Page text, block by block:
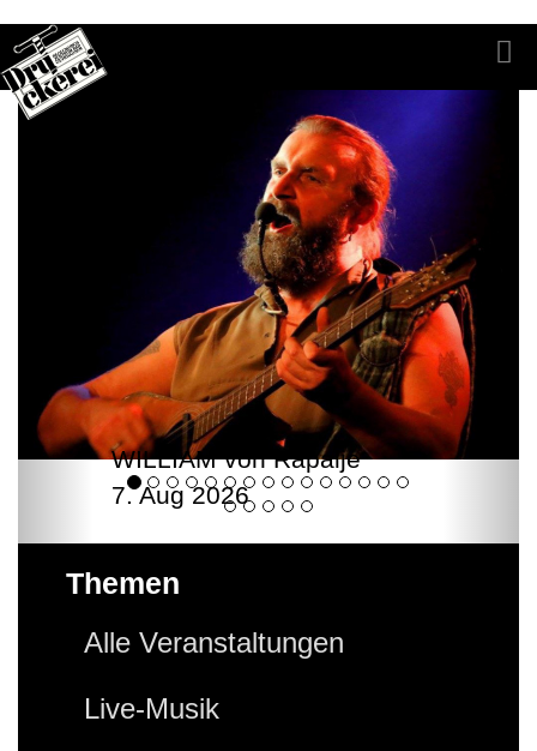
WILLIAM von Rapalje
7. Aug 2026
Themen
Alle Veranstaltungen
Live-Musik